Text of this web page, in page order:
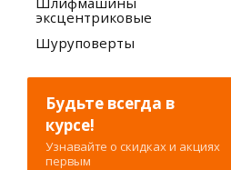
эксцентриковые
Шуруповерты
Будьте всегда в
курсе!
Узнавайте о скидках и акциях
первым